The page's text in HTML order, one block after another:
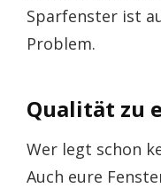
Sparfenster ist
Problem.
Qualität zu
Wer legt schon
Auch eure